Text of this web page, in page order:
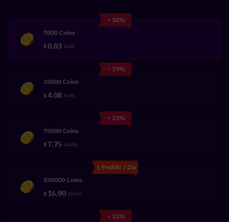
- 18%
7000 Coins
$0.83 1.00
- 19%
35000 Coins
$4.08 5.00
- 23%
75000 Coins
$ 7.75 10.00
1 Pedido / Día
150000 Coins
$ 16.90 20.00
- 22%